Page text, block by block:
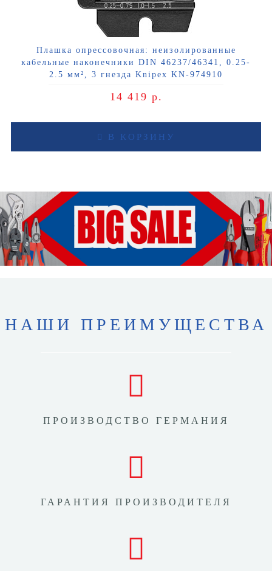
Плашка опрессовочная: неизолированные
кабельные наконечники DIN 46237/46341, 0.25-
2.5 мм², 3 гнезда Knipex KN-974910
14 419 р.
В КОРЗИНУ
НАШИ ПРЕИМУЩЕСТВА
ПРОИЗВОДСТВО ГЕРМАНИЯ
ГАРАНТИЯ ПРОИЗВОДИТЕЛЯ